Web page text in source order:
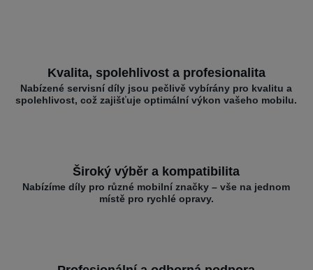
Kvalita, spolehlivost a profesionalita
Nabízené servisní díly jsou pečlivě vybírány pro kvalitu a
spolehlivost, což zajišťuje optimální výkon vašeho mobilu.
Široký výběr a kompatibilita
Nabízíme díly pro různé mobilní značky – vše na jednom
místě pro rychlé opravy.